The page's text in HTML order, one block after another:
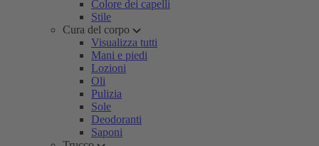
Colore dei capelli
Stile
Cura del corpo
Visualizza tutti
Mani e piedi
Lozioni
Oli
Pulizia
Sole
Deodoranti
Saponi